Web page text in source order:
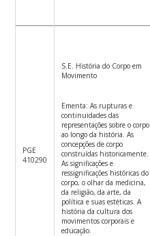
PGE
410290
S.E. História do Corpo em
Movimento
Ementa: As rupturas e
continuidades das
representações sobre o corpo
ao longo da história. As
concepções de corpo
construídas historicamente.
As significações e
ressignificações históricas do
corpo, o olhar da medicina,
da religião, da arte, da
política e suas estéticas. A
história da cultura dos
movimentos corporais e
educação.